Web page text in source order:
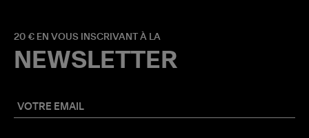
20 € EN VOUS INSCRIVANT À LA
NEWSLETTER